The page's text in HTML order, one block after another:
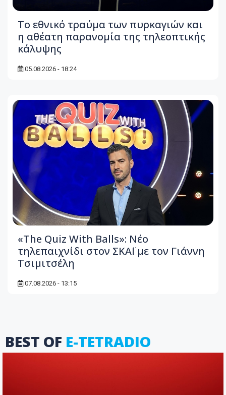
Το εθνικό τραύμα των πυρκαγιών και
η αθέατη παρανομία της τηλεοπτικής
κάλυψης
05.08.2026 - 18:24
«The Quiz With Balls»: Νέο
τηλεπαιχνίδι στον ΣΚΑΪ με τον Γιάννη
Τσιμιτσέλη
07.08.2026 - 13:15
BEST OF E-TETRADIO